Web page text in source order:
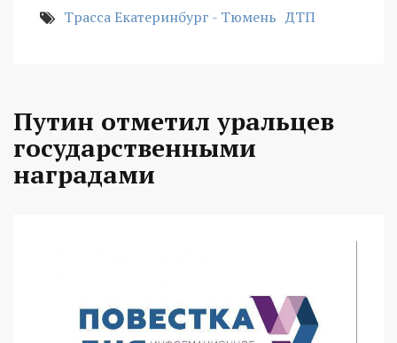
Трасса Екатеринбург - Тюмень ДТП
Путин отметил уральцев
государственными
наградами